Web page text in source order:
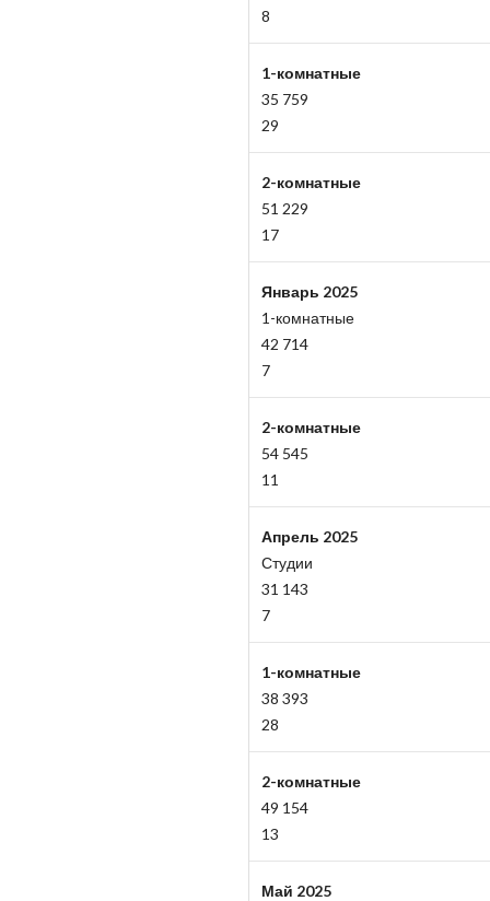
8
1-комнатные
35 759
29
2-комнатные
51 229
17
Январь 2025
1-комнатные
42 714
7
2-комнатные
54 545
11
Апрель 2025
Студии
31 143
7
1-комнатные
38 393
28
2-комнатные
49 154
13
Май 2025